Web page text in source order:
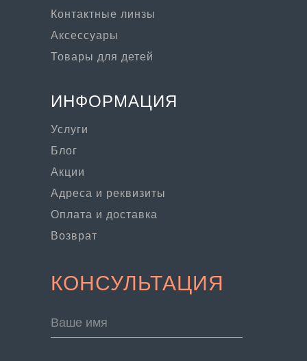
Контактные линзы
Аксессуары
Товары для детей
ИНФОРМАЦИЯ
Услуги
Адреса и реквизиты
КОНСУЛЬТАЦИЯ
Ваше имя
Оплата и доставка
Возврат
Блог
Акции